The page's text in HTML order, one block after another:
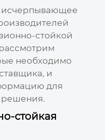
исчерпывающее
стойкой
необходимо
и
для
решения.
стойкая